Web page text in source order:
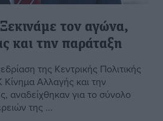
τον αγώνα,
και την παράταξη
της Κεντρικής Πολιτικής
Αλλαγής και την
για το σύνολο
της ...